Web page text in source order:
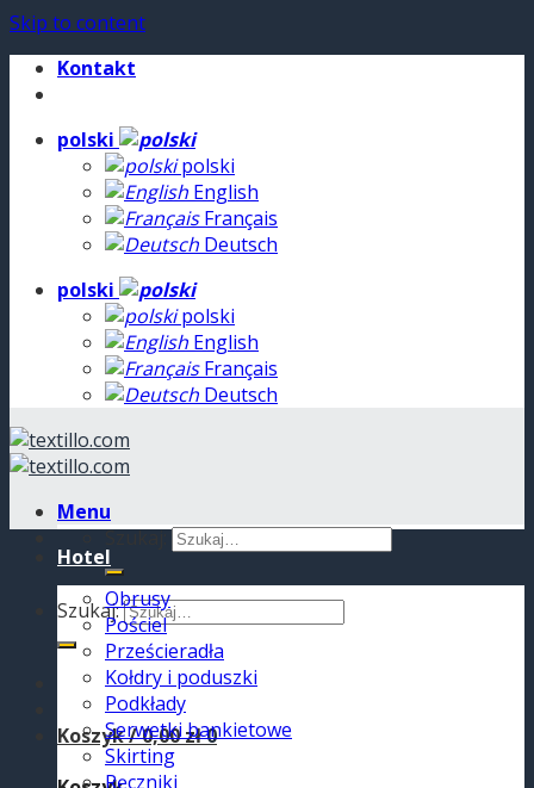
Skip to content
Kontakt
polski
polski
English
Français
Deutsch
polski
polski
English
Français
Deutsch
Menu
Szukaj:
Szukaj:
Koszyk /0,00zł0
Hotel
Obrusy
Pościel
Prześcieradła
Kołdry i poduszki
Podkłady
Serwetki bankietowe
Skirting
Ręczniki